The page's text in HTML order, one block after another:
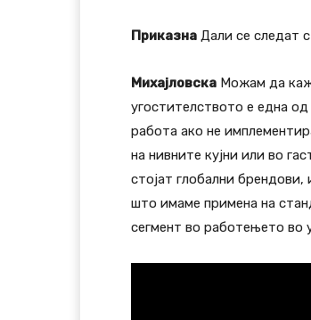
Приказна Дали се следат
Михајловска Можам да
угостителството е една
работа ако не
на нивните кујни или во
стојат глобални
што имаме примена на
сегмент во работењето во